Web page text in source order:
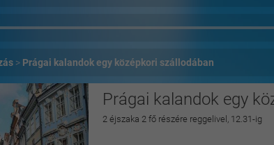
Prágai kalandok egy középkori szállodában
Prágai kalandok egy
2 éjszaka 2 fő részére reggelivel, 12.31-ig